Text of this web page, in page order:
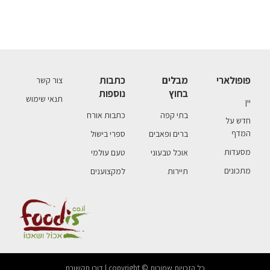
פופולארי
יין
חדש על
המדף
מסעדות
מתכונים
מבלים
בחוץ
בתי קפה
ברים ופאבים
אוכל טבעוני
תיירות
כתבות
נוספות
כתבות אורח
ספרי בישול
טעם עולמי
למקצוענים
צור קשר
תנאי שימוש
כל הזכויות שמורות © copyright | דורן תקשורת